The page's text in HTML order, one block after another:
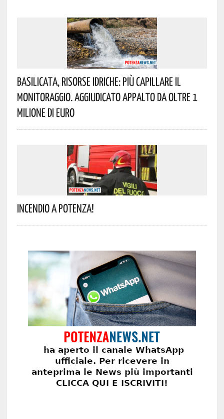
Basilicata, Risorse Idriche: Più Capillare Il
Monitoraggio. Aggiudicato Appalto Da Oltre 1
Milione Di Euro
Incendio A Potenza!